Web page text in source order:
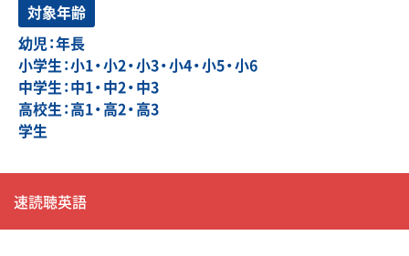
対象年齢
幼児：年長
小学生：小1・小2・小3・小4・小5・小6
中学生：中1・中2・中3
高校生：高1・高2・高3
学生
速読聴英語